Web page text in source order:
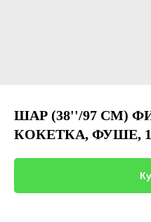
ШАР (38''/97 СМ)
КОКЕТКА, ФУШЕ,